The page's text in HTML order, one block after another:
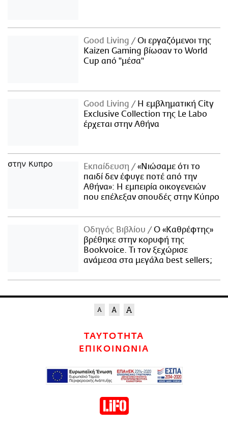
Good Living
Οι εργαζόμενοι της
Kaizen Gaming βίωσαν το World
Cup από "μέσα"
Good Living
Η εμβληματική City
Exclusive Collection της Le Labo
έρχεται στην Αθήνα
Εκπαίδευση
«Νιώσαμε ότι το
παιδί δεν έφυγε ποτέ από την
Αθήνα»: Η εμπειρία οικογενειών
που επέλεξαν σπουδές στην Κύπρο
Οδηγός Βιβλίου
Ο «Καθρέφτης»
βρέθηκε στην κορυφή της
Bookvoice. Τι τον ξεχώρισε
ανάμεσα στα μεγάλα best sellers;
ΤΑΥΤΟΤΗΤΑ
ΕΠΙΚΟΙΝΩΝΙΑ